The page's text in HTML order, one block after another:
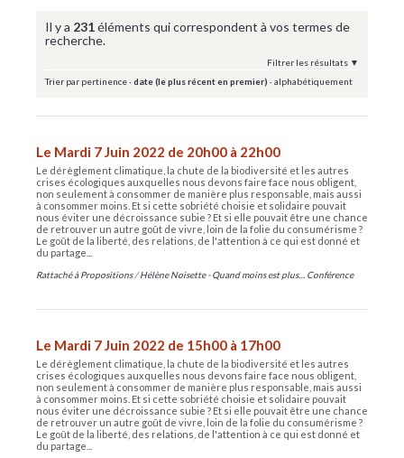
Il y a 231éléments qui correspondent à vos termes de
recherche.
Filtrer les résultats
Trier par pertinence· date (le plus récent en premier) · alphabétiquement
Le Mardi 7 Juin 2022 de 20h00 à 22h00
Le dérèglement climatique, la chute de la biodiversité et les autres
crises écologiques auxquelles nous devons faire face nous obligent,
non seulement à consommer de manière plus responsable, mais aussi
à consommer moins. Et si cette sobriété choisie et solidaire pouvait
nous éviter une décroissance subie ? Et si elle pouvait être une chance
de retrouver un autre goût de vivre, loin de la folie du consumérisme ?
Le goût de la liberté, des relations, de l'attention à ce qui est donné et
du partage...
Rattaché à Propositions /Hélène Noisette - Quand moins est plus… Conférence
Le Mardi 7 Juin 2022 de 15h00 à 17h00
Le dérèglement climatique, la chute de la biodiversité et les autres
crises écologiques auxquelles nous devons faire face nous obligent,
non seulement à consommer de manière plus responsable, mais aussi
à consommer moins. Et si cette sobriété choisie et solidaire pouvait
nous éviter une décroissance subie ? Et si elle pouvait être une chance
de retrouver un autre goût de vivre, loin de la folie du consumérisme ?
Le goût de la liberté, des relations, de l'attention à ce qui est donné et
du partage...